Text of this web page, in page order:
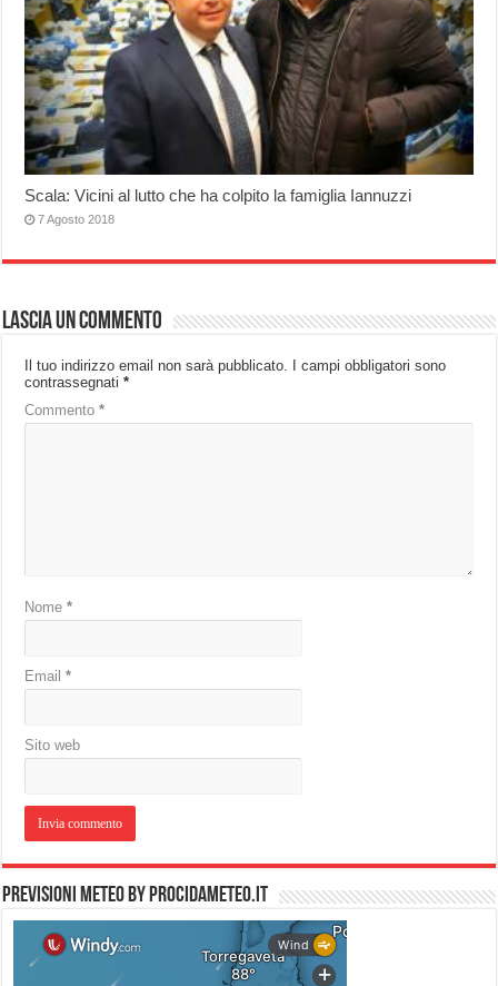
Scala: Vicini al lutto che ha colpito la famiglia Iannuzzi
7 Agosto 2018
Lascia un commento
Il tuo indirizzo email non sarà pubblicato.
I campi obbligatori sono
contrassegnati*
Commento*
Nome*
Email*
Sito web
PREVISIONI METEO by PROCIDAMETEO.IT